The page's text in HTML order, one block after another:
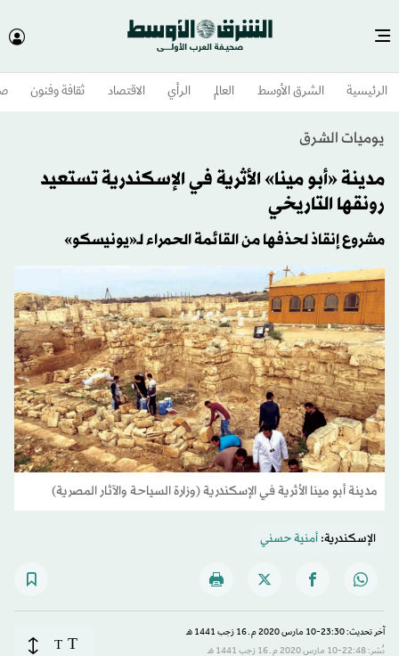
الرئيسية الشرق الأوسط​ العالم الرأي الاقتصاد ثقافة وفنون
يوميات الشرق
مدينة «أبو مينا» الأثرية في الإسكندرية تستعيد
رونقها التاريخي
مشروع إنقاذ لحذفها من القائمة الحمراء لـ«يونيسكو»
مدينة أبو مينا الأثرية في الإسكندرية (وزارة السياحة والآثار المصرية)
الإسكندرية:أمنية حسني
آخر تحديث: 23:30-10 مارس 2020 م ـ 16 رَجب 1441 هـ
نُشر: 22:48-10 مارس 2020 م ـ 16 رَجب 1441 هـ
T
T